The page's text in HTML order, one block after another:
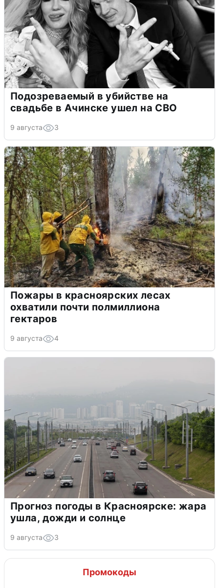
Подозреваемый в убийстве на
свадьбе в Ачинске ушел на СВО
9 августа 3
Пожары в красноярских лесах
охватили почти полмиллиона
гектаров
9 августа 4
Прогноз погоды в Красноярске: жара
ушла, дожди и солнце
9 августа 3
Промокоды